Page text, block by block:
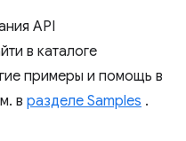
API
в каталоге
примеры и помощь в
в разделе Samples .